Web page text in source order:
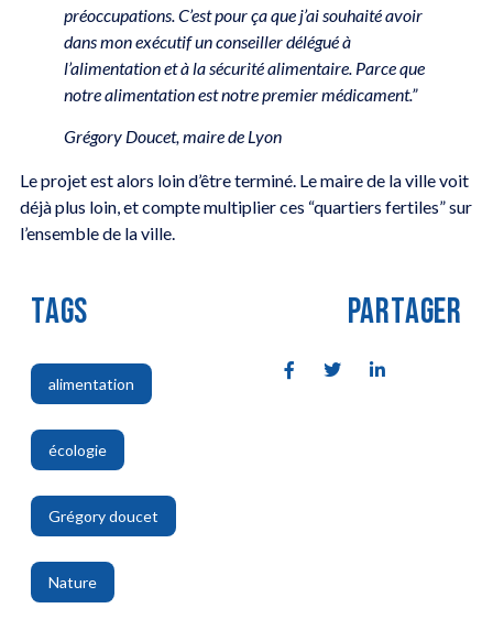
préoccupations. C’est pour ça que j’ai souhaité avoir
dans mon exécutif un conseiller délégué à
l’alimentation et à la sécurité alimentaire. Parce que
notre alimentation est notre premier médicament.”
Grégory Doucet, maire de Lyon
Le projet est alors loin d’être terminé. Le maire de la ville voit
déjà plus loin, et compte multiplier ces “quartiers fertiles” sur
l’ensemble de la ville.
TAGS
alimentation
,
écologie
,
Grégory doucet
,
Nature
PARTAGER